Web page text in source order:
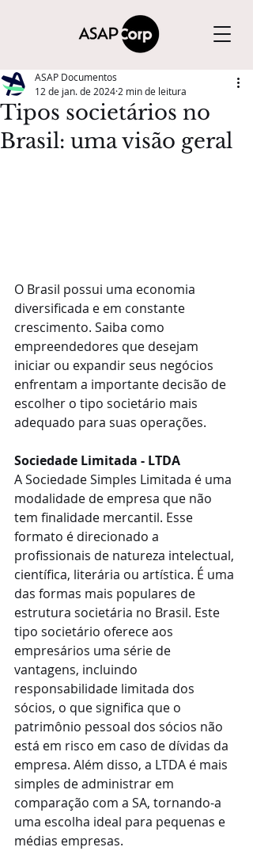
Tipos societários no
Brasil: uma visão geral
ASAP Documentos
12 de jan. de 2024 2 min de leitura
O Brasil possui uma economia
diversificada e em constante
crescimento. Saiba como
empreendedores que desejam
iniciar ou expandir seus negócios
enfrentam a importante decisão de
escolher o tipo societário mais
adequado para suas operações.
Sociedade Limitada - LTDA
A Sociedade Simples Limitada é uma
modalidade de empresa que não
tem finalidade mercantil. Esse
formato é direcionado a
profissionais de natureza intelectual,
científica, literária ou artística. É uma
das formas mais populares de
estrutura societária no Brasil. Este
tipo societário oferece aos
empresários uma série de
vantagens, incluindo
responsabilidade limitada dos
sócios, o que significa que o
patrimônio pessoal dos sócios não
está em risco em caso de dívidas da
empresa. Além disso, a LTDA é mais
simples de administrar em
comparação com a SA, tornando-a
uma escolha ideal para pequenas e
médias empresas.